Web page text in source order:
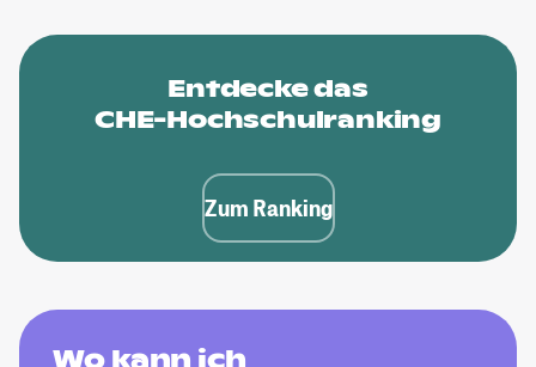
Entdecke das
CHE-Hochschulranking
Zum Ranking
Wo kann ich